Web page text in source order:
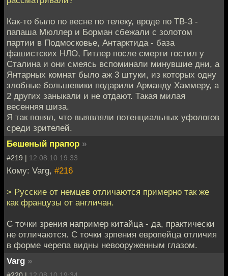
Как-то было по весне по телеку, вроде по ТВ-3 -
папаша Мюллер и Борман сбежали с золотом
партии в Подмосковье, Антарктида - база
фашистских НЛО, Гитлер после смерти гостил у
Сталина и они смеясь вспоминали минувшие дни, а
Янтарных комнат было аж 3 штуки, из которых одну
злобные большевики подарили Арманду Хаммеру, а
2 других заныкали и не отдают. Такая милая
весенняя шиза.
Я так понял, что выявляли потенциальных уфологов
среди зрителей.
Бешеный прапор »
#219 | 12.08.10 19:33
Кому: Varg, #216
> Русские от немцев отличаются примерно так же
как французы от англичан.
С точки зрения например китайца - да, практически
не отличаются. С точки зрпения европейца отличия
в форме черепа видны невооруженным глазом.
Varg »